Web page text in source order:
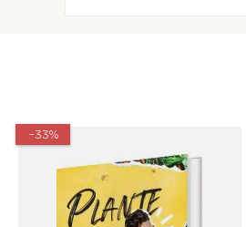
-33%